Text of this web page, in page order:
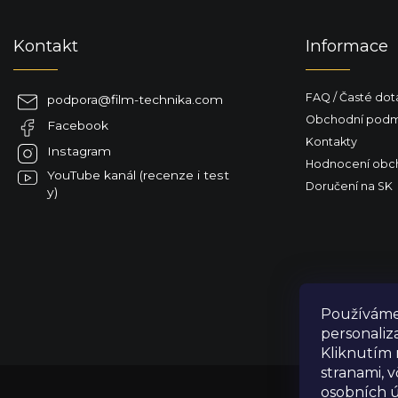
Kliknutím
stranami,
osobních
Kontakt
podpora@film-technika.com
Facebook
Instagram
YouTube kanál (recenze i test
y)
Informace
FAQ / Časté
Obchodní
Kontakty
Hodnocení
Doručení na SK